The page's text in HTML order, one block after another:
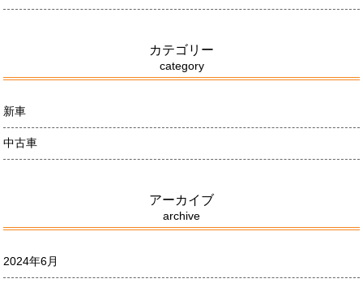
カテゴリー
category
新車
中古車
アーカイブ
archive
2024年6月